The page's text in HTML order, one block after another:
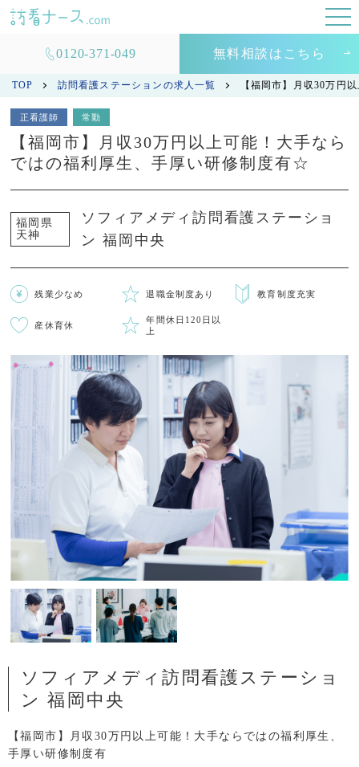
0120-371-049 無料相談はこちら
TOP 訪問看護ステーションの求人一覧 【福岡市】月収30万円
正看護師 常勤
【福岡市】月収30万円以上可能！大手なら
ではの福利厚生、手厚い研修制度有☆
福岡県
天神
ソフィアメディ訪問看護ステーショ
ン 福岡中央
残業少なめ 退職金制度あり 教育制度充実
産休育休
年間休日120日以
上
ソフィアメディ訪問看護ステーショ
ン 福岡中央
【福岡市】月収30万円以上可能！大手ならではの福利厚生、
手厚い研修制度有